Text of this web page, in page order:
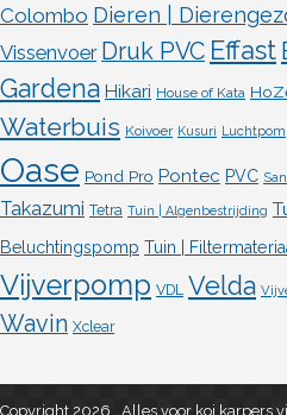
Colombo Dieren |
Vissenvoer Druk PVC Effast
Gardena Hikari House of Kata
Waterbuis Koivoer Kusuri
Oase Pond Pro Pontec PVC
Takazumi Tetra Tuin | Algenbestrijding
Beluchtingspomp Tuin |
Vijverpomp VDL Velda
Wavin Xclear
Copyright 2026 , Alles voor koi karpers